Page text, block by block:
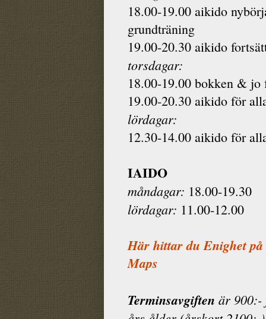
18.00-19.00 aikido
grundträning
19.00-20.30 aikido
torsdagar:
18.00-19.00 bokken & jo
19.00-20.30 aikido för
lördagar:
12.30-14.00 aikido för
IAIDO
måndagar: 18.00-19.30
lördagar: 11.00-12.00
Här hittar du Enighet på
Maps
Terminsavgiften är 900:-